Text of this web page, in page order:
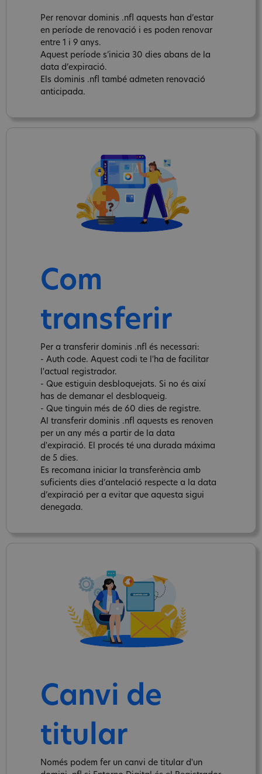
Per renovar dominis .nfl aquests han d’estar
en període de renovació i es poden renovar
entre 1 i 9 anys.
Aquest període s’inicia 30 dies abans de la
data d’expiració.
Els dominis .nfl també admeten renovació
anticipada.
Com
transferir
Per a transferir dominis .nfl és necessari:
- Auth code. Aquest codi te l'ha de facilitar
l'actual registrador.
- Que estiguin desbloquejats. Si no és així
has de demanar el desbloqueig.
- Que tinguin més de 60 dies de registre.
Al transferir dominis .nfl aquests es renoven
per un any més a partir de la data
d'expiració. El procés té una durada máxima
de 5 dies.
Es recomana iniciar la transferència amb
suficients dies d’antelació respecte a la data
d’expiració per a evitar que aquesta sigui
denegada.
Canvi de
titular
Només podem fer un canvi de titular d'un